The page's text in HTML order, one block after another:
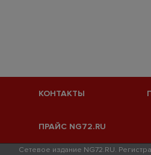
КОНТАКТЫ
ПРАЙС NG72.RU
Сетевое издание NG72.RU.